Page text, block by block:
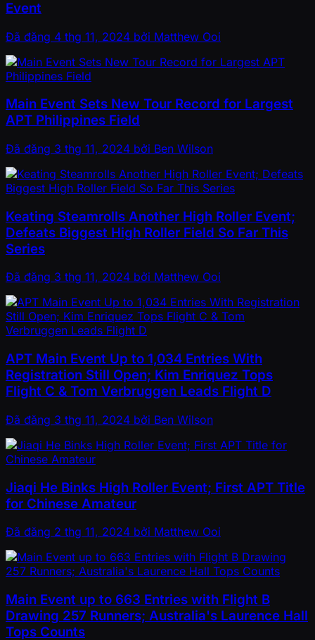
Event
Đã đăng 4 thg 11, 2024 bởi Matthew Ooi
Main Event Sets New Tour Record for Largest
APT Philippines Field
Đã đăng 3 thg 11, 2024 bởi Ben Wilson
Keating Steamrolls Another High Roller Event;
Defeats Biggest High Roller Field So Far This
Series
Đã đăng 3 thg 11, 2024 bởi Matthew Ooi
APT Main Event Up to 1,034 Entries With
Registration Still Open; Kim Enriquez Tops
Flight C & Tom Verbruggen Leads Flight D
Đã đăng 3 thg 11, 2024 bởi Ben Wilson
Jiaqi He Binks High Roller Event; First APT Title
for Chinese Amateur
Đã đăng 2 thg 11, 2024 bởi Matthew Ooi
Main Event up to 663 Entries with Flight B
Drawing 257 Runners; Australia's Laurence Hall
Tops Counts